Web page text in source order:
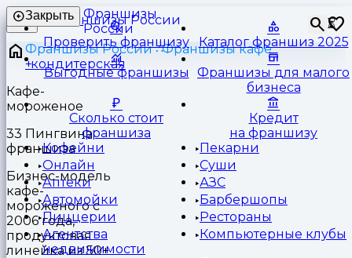
Франшизы
России
⏳
Закрыть
Проверить франшизу Каталог франшиз 2025
Выгодные франшизы
Франшизы для малого
бизнеса
Сколько стоит
франшиза
Кредит
на франшизу
Кофейни
Пекарни
Онлайн
Суши
Аптеки
АЗС
Автомойки
Барбершопы
Пиццерии
Рестораны
Агентства
недвижимости
Компьютерные клубы
Франшизы России
Франшизы кафе
кондитерская
Кафе-
мороженое
33 Пингвина
франшиза
Бизнес-модель
кафе-
мороженого с
2006 года,
продуктовая
линейка из 50+